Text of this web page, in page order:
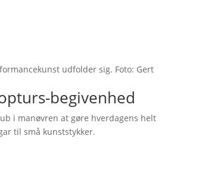
udfolder sig. Foto: Gert
begivenhed
i manøvren at gøre hverdagens helt
til små kunststykker.